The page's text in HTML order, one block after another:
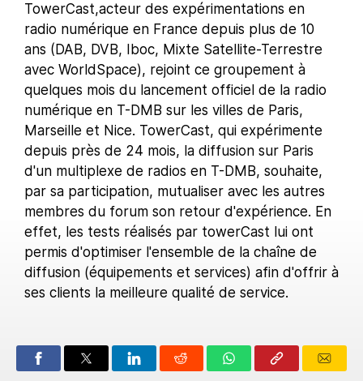
TowerCast,acteur des expérimentations en
radio numérique en France depuis plus de 10
ans (DAB, DVB, Iboc, Mixte Satellite-Terrestre
avec WorldSpace), rejoint ce groupement à
quelques mois du lancement officiel de la radio
numérique en T-DMB sur les villes de Paris,
Marseille et Nice. TowerCast, qui expérimente
depuis près de 24 mois, la diffusion sur Paris
d'un multiplexe de radios en T-DMB, souhaite,
par sa participation, mutualiser avec les autres
membres du forum son retour d'expérience. En
effet, les tests réalisés par towerCast lui ont
permis d'optimiser l'ensemble de la chaîne de
diffusion (équipements et services) afin d'offrir à
ses clients la meilleure qualité de service.